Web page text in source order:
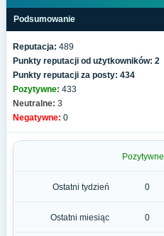
Podsumowanie
Reputacja: 489
Punkty reputacji od użytkowników: 2
Punkty reputacji za posty: 434
Pozytywne: 433
Neutralne: 3
Negatywne: 0
Pozytywne
Ostatni tydzień 0
Ostatni miesiąc 0